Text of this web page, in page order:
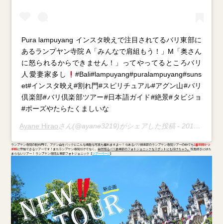
Pura lampuyang インスタ映えで注目されてるバリ東部に
あるランプヤン寺院 A「みんなで肩組もう！」M「奥さん
に怒られるからできません！」ってやってるところバリ
人愛妻家多し
#Bali#lampuyang#puralampuyang#suns
et#インスタ映え#割れ門#スピリチュアル#アグン山#バリ
倶楽部#バリ倶楽部ツアー#日本語ガイド#絶景#タビジョ
#ポーズやたらたくましいな
Ayane Hiraoさん(@ayane3219)がシェアした投稿 -2018年10月月30日午前1時51分PDT
ランプヤン寺院の割れ門で、アグン山をバックにこんな素敵な写真も撮れますよ～！ 今あるバリ倶楽部のランプヤン寺院ツアーの中でも1番気軽かつ
手軽に参加できるツアーです！またランプヤン寺院だけでなく、自然残るバリ島東部のフォトジェニックなスポットにも行けちゃう。写真好きにはた
まらないツアー！ ランプヤン寺院＆東部フォトジェニック【ツアーページ】